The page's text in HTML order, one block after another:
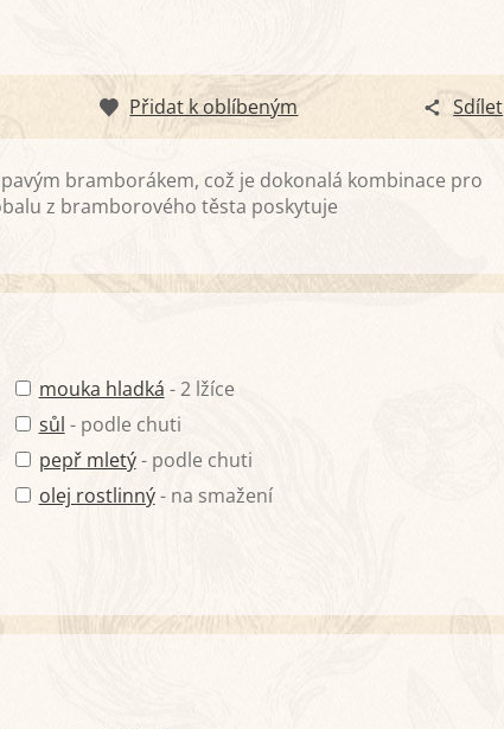
Přidat k oblíbeným Sdílet
bramborákem, což je dokonalá kombinace pro
z bramborového těsta poskytuje
mouka hladká - 2 lžíce
sůl - podle chuti
pepř mletý- podle chuti
olej rostlinný- na smažení